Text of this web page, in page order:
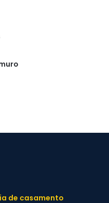
de casamento